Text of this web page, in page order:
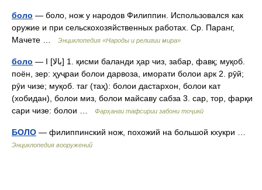
боло — боло, нож у народов Филиппин. Использовался как
оружие и при сельскохозяйственных работах. Ср. Паранг,
Мачете …
Энциклопедия «Народы и религии мира»
боло — I [بالا] 1. қисми баланди ҳар чиз, забар, фавқ; муқоб.
поён, зер: ҳуҷраи болои дарвоза, иморати болои арк 2. рӯй;
рӯи чизе; муқоб. таг (таҳ): болои дастархон, болои кат
(хобидан), болои миз, болои майсаву сабза 3. сар, тор, фарқи
сари чизе: болои …
Фарҳанги тафсирии забони тоҷикӣ
БОЛО — филиппинский нож, похожий на большой кхукри …
Энциклопедия вооружений